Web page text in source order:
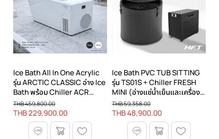
Ice Bath All In One Acrylic
รุ่น ARCTIC CLASSIC อ่าง Ice
Bath พร้อม Chiller ACR
1.0HP
THB 229,900.00
THB 459,800.00
Ice Bath PVC TUB SITTING
รุ่น TS01S + Chiller FRESH
MINI (อ่างแช่น้ำเย็นและเครื่อง
ทำความเย็น)
THB 48,900.00
THB 59,358.00